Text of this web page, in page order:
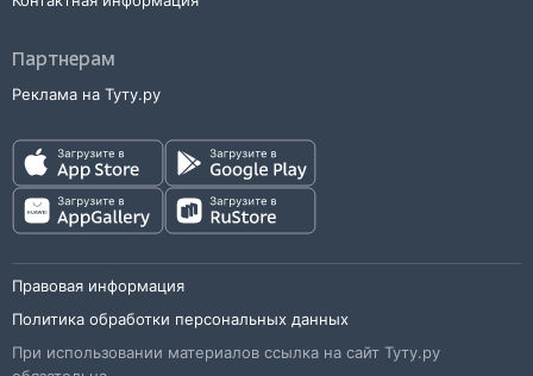
Партнерам
Реклама на Туту.ру
Правовая информация
Политика обработки персональных данных
При использовании материалов ссылка на сайт Туту.ру